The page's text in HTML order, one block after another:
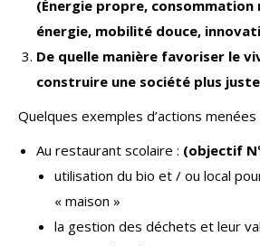
(Énergie propre, consommation
énergie, mobilité douce,
De quelle manière favoriser le
construire une société plus
Quelques exemples d’actions menées
Au restaurant scolaire : (objectif
utilisation du bio et / ou local
« maison »
la gestion des déchets et leur